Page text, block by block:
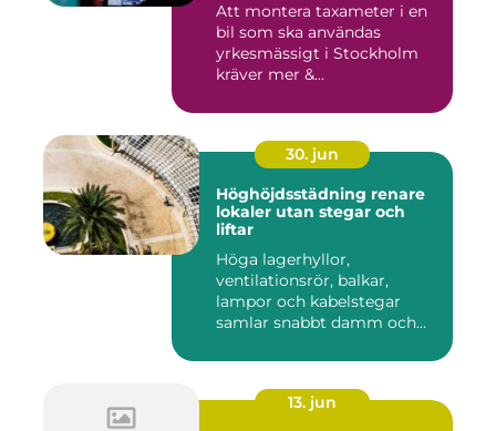
Att montera taxameter i en
bil som ska användas
yrkesmässigt i Stockholm
kräver mer &...
30. jun
Höghöjdsstädning renare
lokaler utan stegar och
liftar
Höga lagerhyllor,
ventilationsrör, balkar,
lampor och kabelstegar
samlar snabbt damm och
13. jun